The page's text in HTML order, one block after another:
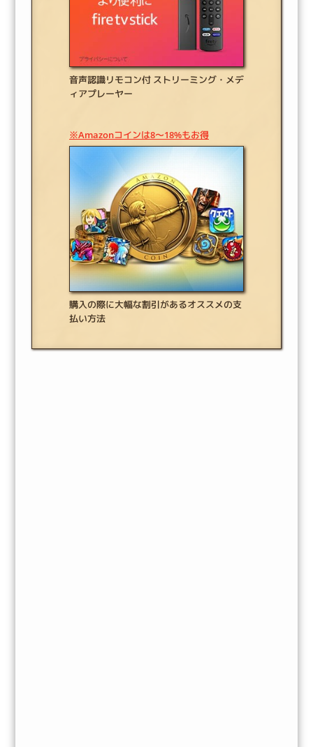
音声認識リモコン付 ストリーミング・メデ
ィアプレーヤー
※Amazonコインは8～18%もお得
購入の際に大幅な割引があるオススメの支
払い方法